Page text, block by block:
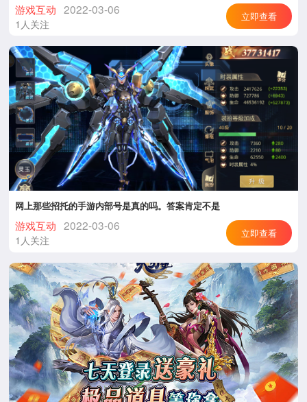
游戏互动 2022-03-06
1人关注
立即查看
网上那些招托的手游内部号是真的吗。答案肯定不是
游戏互动 2022-03-06
1人关注
立即查看